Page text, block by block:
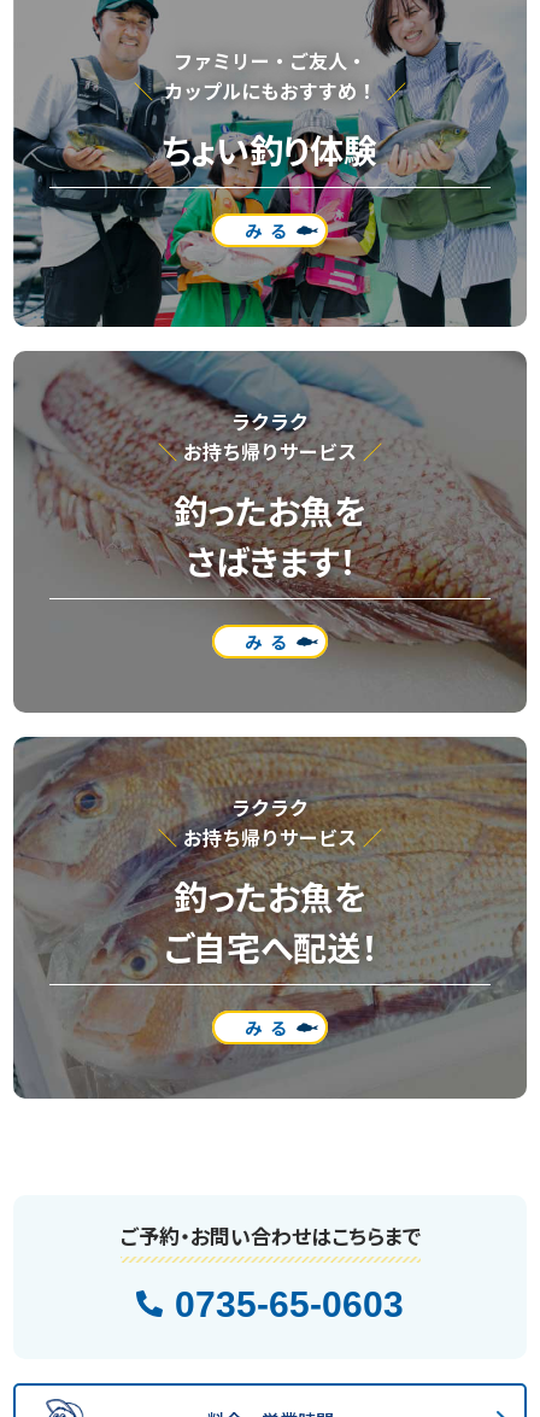
ファミリー・ご友⼈・
カップルにもおすすめ！
ちょい釣り体験
みる
ラクラク
お持ち帰りサービス
釣ったお魚を
さばきます！
みる
ラクラク
お持ち帰りサービス
釣ったお魚を
ご自宅へ配送！
みる
ご予約・お問い合わせはこちらまで
0735-65-0603